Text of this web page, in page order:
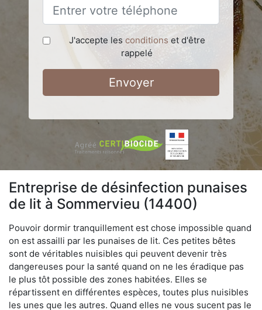
J'accepte les conditions et d'être
rappelé
Envoyer
Entreprise de désinfection punaises
de lit à Sommervieu (14400)
Pouvoir dormir tranquillement est chose impossible quand
on est assailli par les punaises de lit. Ces petites bêtes
sont de véritables nuisibles qui peuvent devenir très
dangereuses pour la santé quand on ne les éradique pas
le plus tôt possible des zones habitées. Elles se
répartissent en différentes espèces, toutes plus nuisibles
les unes que les autres. Quand elles ne vous sucent pas le